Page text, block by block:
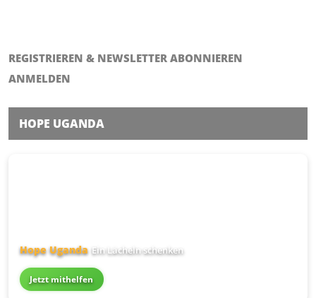
REGISTRIEREN & NEWSLETTER ABONNIEREN
ANMELDEN
HOPE UGANDA
Hope Uganda Ein Lächeln schenken
Jetzt mithelfen